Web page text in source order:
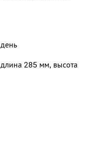
285 мм, высота